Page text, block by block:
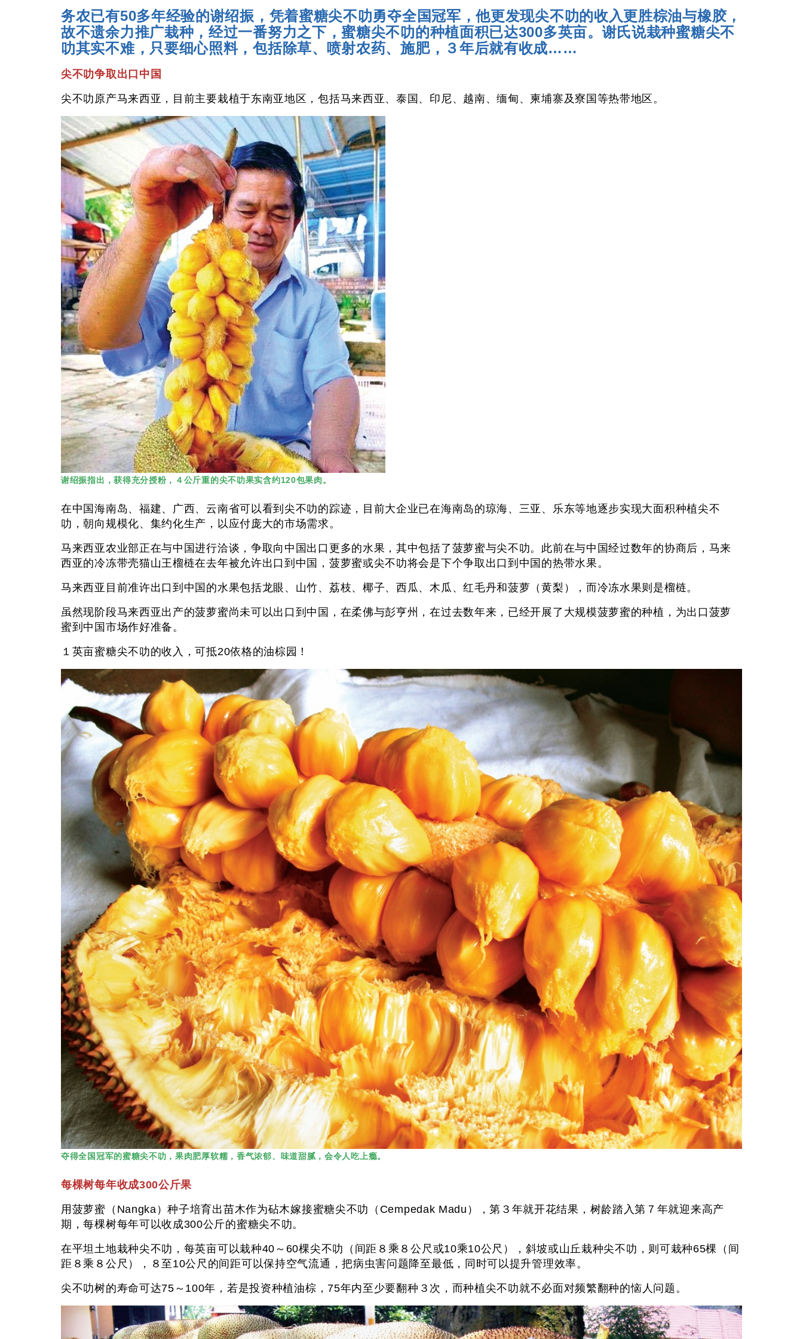
务农已有50多年经验的谢绍振，凭着蜜糖尖不叻勇夺全国冠军，他更发现尖不叻的收入更胜棕油与橡胶，
故不遗余力推广栽种，经过一番努力之下，蜜糖尖不叻的种植面积已达300多英亩。谢氏说栽种蜜糖尖不
叻其实不难，只要细心照料，包括除草、喷射农药、施肥，３年后就有收成……
尖不叻争取出口中国
尖不叻原产马来西亚，目前主要栽植于东南亚地区，包括马来西亚、泰国、印尼、越南、缅甸、柬埔寨及寮国等热带地区。
谢绍振指出，获得充分授粉，４公斤重的尖不叻果实含约120包果肉。
在中国海南岛、福建、广西、云南省可以看到尖不叻的踪迹，目前大企业已在海南岛的琼海、三亚、乐东等地逐步实现大面积种植尖不
叻，朝向规模化、集约化生产，以应付庞大的市场需求。
马来西亚农业部正在与中国进行洽谈，争取向中国出口更多的水果，其中包括了菠萝蜜与尖不叻。此前在与中国经过数年的协商后，马来
西亚的冷冻带壳猫山王榴梿在去年被允许出口到中国，菠萝蜜或尖不叻将会是下个争取出口到中国的热带水果。
马来西亚目前准许出口到中国的水果包括龙眼、山竹、荔枝、椰子、西瓜、木瓜、红毛丹和菠萝（黄梨），而冷冻水果则是榴梿。
虽然现阶段马来西亚出产的菠萝蜜尚未可以出口到中国，在柔佛与彭亨州，在过去数年来，已经开展了大规模菠萝蜜的种植，为出口菠萝
蜜到中国市场作好准备。
１英亩蜜糖尖不叻的收入，可抵20依格的油棕园！
夺得全国冠军的蜜糖尖不叻，果肉肥厚软糯，香气浓郁、味道甜腻，会令人吃上瘾。
每棵树每年收成300公斤果
用菠萝蜜（Nangka）种子培育出苗木作为砧木嫁接蜜糖尖不叻（Cempedak Madu），第３年就开花结果，树龄踏入第７年就迎来高产
期，每棵树每年可以收成300公斤的蜜糖尖不叻。
在平坦土地栽种尖不叻，每英亩可以栽种40～60棵尖不叻（间距８乘８公尺或10乘10公尺），斜坡或山丘栽种尖不叻，则可栽种65棵（间
距８乘８公尺），８至10公尺的间距可以保持空气流通，把病虫害问题降至最低，同时可以提升管理效率。
尖不叻树的寿命可达75～100年，若是投资种植油棕，75年内至少要翻种３次，而种植尖不叻就不必面对频繁翻种的恼人问题。